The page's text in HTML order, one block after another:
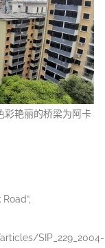
彩艳丽的桥梁为阿卡
SIP_229_2004-